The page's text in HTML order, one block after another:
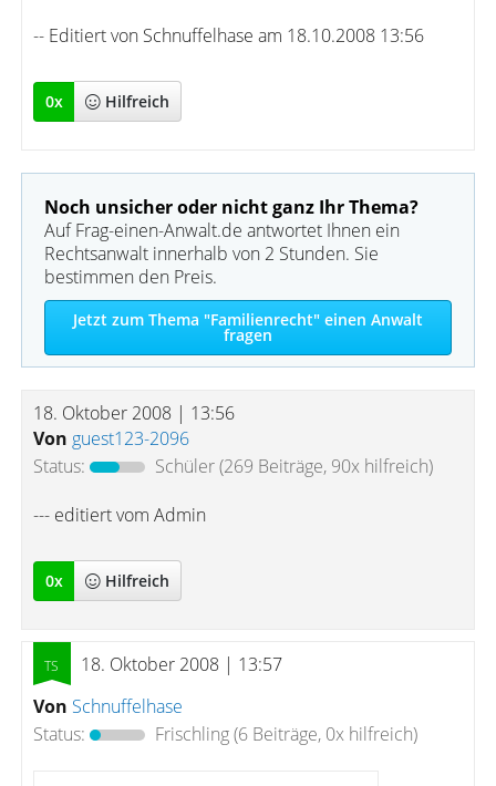
-- Editiert von Schnuffelhase am 18.10.2008 13:56
0x Hilfreich
Noch unsicher oder nicht ganz Ihr Thema?
Auf Frag-einen-Anwalt.de antwortet Ihnen ein
Rechtsanwalt innerhalb von 2 Stunden. Sie
bestimmen den Preis.
Jetzt zum Thema "Familienrecht" einen Anwalt
fragen
18. Oktober 2008 | 13:56
Von guest123-2096
Status:
Schüler(269 Beiträge, 90x hilfreich)
--- editiert vom Admin
0x Hilfreich
18. Oktober 2008 | 13:57
Von Schnuffelhase
Status:
Frischling(6 Beiträge, 0x hilfreich)